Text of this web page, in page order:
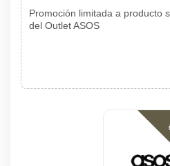
Promoción limitada a producto
del Outlet ASOS